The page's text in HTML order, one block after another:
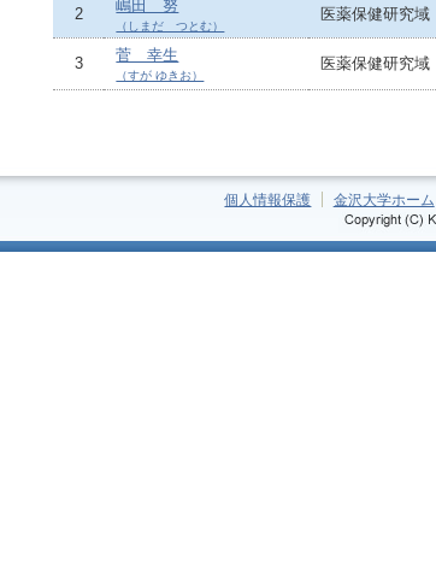
2 嶋田 努
（しまだ つとむ）
医薬保健研究
3 菅 幸生
（すが ゆきお）
医薬保健研究
個人情報保護 金沢大学ホーム